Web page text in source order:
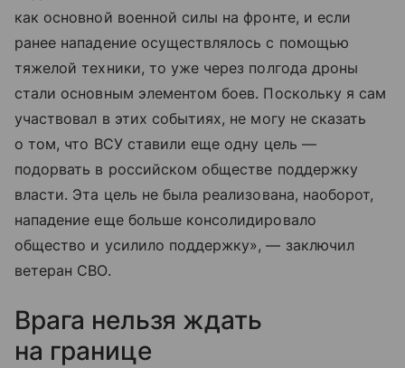
как основной военной силы на фронте, и если
ранее нападение осуществлялось с помощью
тяжелой техники, то уже через полгода дроны
стали основным элементом боев. Поскольку я сам
участвовал в этих событиях, не могу не сказать
о том, что ВСУ ставили еще одну цель —
подорвать в российском обществе поддержку
власти. Эта цель не была реализована, наоборот,
нападение еще больше консолидировало
общество и усилило поддержку», — заключил
ветеран СВО.
Врага нельзя ждать
на границе